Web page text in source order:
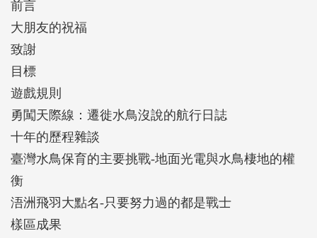
23日所執行的鳥類與樣區成果。(三)、心得分享：包
含參與的志工及學生挑戰隊的心得文。我們期許藉由
冬季水鳥的長期監測，能持續掌握冬候鳥的族群現況
與變化趨勢，作為未來保育上重要的基礎資料。
前言
大朋友的祝福
致謝
目標
遊戲規則
勇闖天際線：遷徙水鳥沒說的航行日誌
十年的歷程雜談
臺灣水鳥保育的主要挑戰-地面光電與水鳥棲地的權
衡
浯洲飛羽大點名-只要努力過的都是戰士
樣區成果